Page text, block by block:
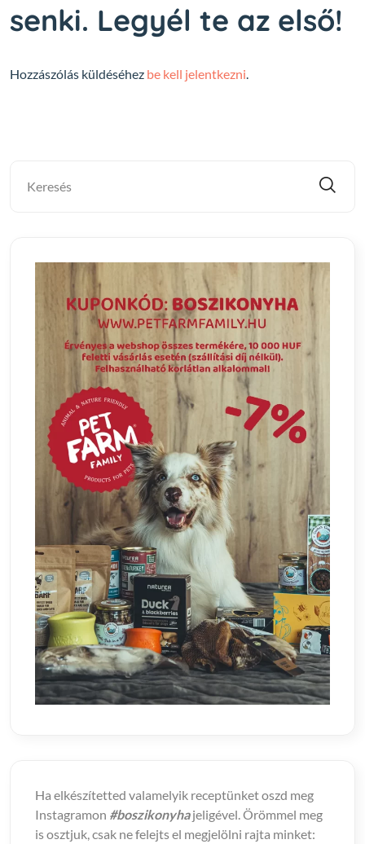
senki. Legyél te az első!
Hozzászólás küldéséhez be kell jelentkezni
Ha elkészítetted valamelyik receptünket oszd meg
Instagramon #boszikonyhajeligével. Örömmel meg
is osztjuk, csak ne felejts el megjelölni rajta minket: